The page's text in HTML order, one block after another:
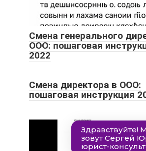
Смена генерального
ООО: пошаговая
2022
Смена директора в ООО:
пошаговая инструкция